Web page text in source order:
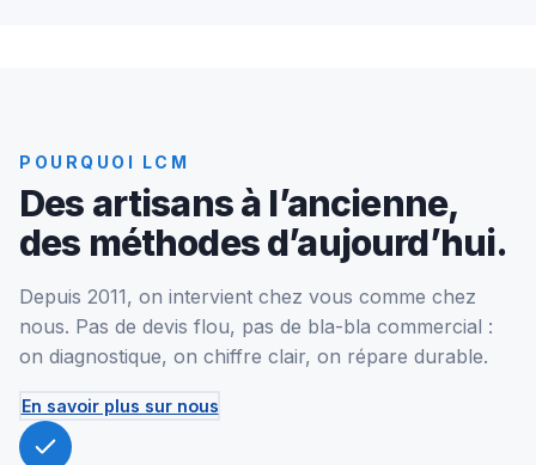
POURQUOI LCM
Des artisans à l’ancienne,
des méthodes d’aujourd’hui.
Depuis 2011, on intervient chez vous comme chez
nous. Pas de devis flou, pas de bla-bla commercial :
on diagnostique, on chiffre clair, on répare durable.
En savoir plus sur nous